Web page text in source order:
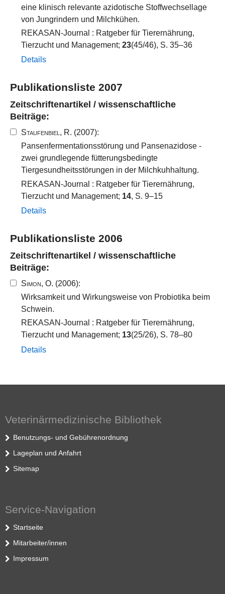
eine klinisch relevante azidotische Stoffwechsellage
von Jungrindern und Milchkühen.
REKASAN-Journal : Ratgeber für Tierernährung,
Tierzucht und Management; 23(45/46), S. 35–36
Details
Publikationsliste 2007
Zeitschriftenartikel / wissenschaftliche
Beiträge:
Staufenbiel, R. (2007):
Pansenfermentationsstörung und Pansenazidose -
zwei grundlegende fütterungsbedingte
Tiergesundheitsstörungen in der Milchkuhhaltung.
REKASAN-Journal : Ratgeber für Tierernährung,
Tierzucht und Management; 14, S. 9–15
Details
Publikationsliste 2006
Zeitschriftenartikel / wissenschaftliche
Beiträge:
Simon, O. (2006):
Wirksamkeit und Wirkungsweise von Probiotika beim
Schwein.
REKASAN-Journal : Ratgeber für Tierernährung,
Tierzucht und Management; 13(25/26), S. 78–80
Details
Veterinärmedizinische Bibliothek
Benutzungs- und Gebührenordnung
Lageplan und Anfahrt
Sitemap
Service-Navigation
Startseite
Mitarbeiter/innen
Impressum